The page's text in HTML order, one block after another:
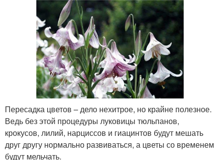
Пересадка цветов – дело нехитрое, но крайне полезное.
Ведь без этой процедуры луковицы тюльпанов,
крокусов, лилий, нарциссов и гиацинтов будут мешать
друг другу нормально развиваться, а цветы со временем
будут мельчать.